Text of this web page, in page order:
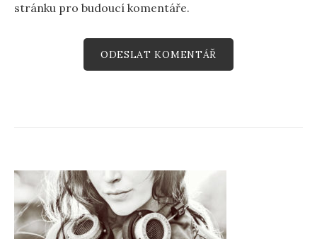
stránku pro budoucí komentáře.